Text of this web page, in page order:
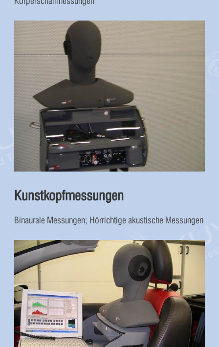
Kunstkopfmessungen
Binaurale Messungen; Hörrichtige akustische Messungen